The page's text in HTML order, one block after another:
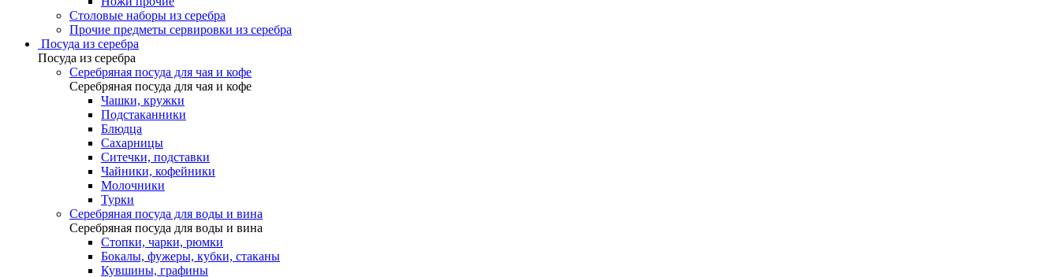
Столовые наборы из серебра
Прочие предметы сервировки из серебра
Посуда из серебра
Посуда из серебра
Серебряная посуда для чая и кофе
Серебряная посуда для чая и кофе
Чашки, кружки
Подстаканники
Блюдца
Сахарницы
Ситечки, подставки
Чайники, кофейники
Молочники
Турки
Серебряная посуда для воды и вина
Серебряная посуда для воды и вина
Стопки, чарки, рюмки
Бокалы, фужеры, кубки, стаканы
Кувшины, графины